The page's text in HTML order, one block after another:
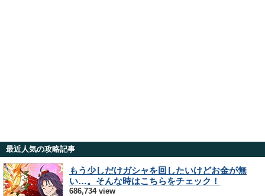
最近人気の攻略記事
もう少しだけガシャを回したいけどお金が無
い…。そんな時はこちらをチェック！
686,734 view